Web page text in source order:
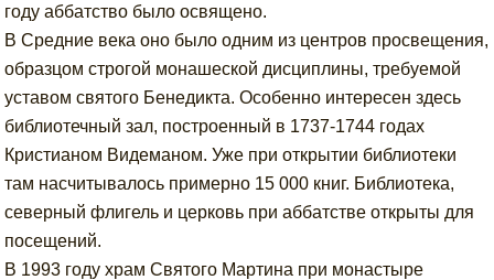
году аббатство было освящено.
В Средние века оно было одним из центров просвещения,
образцом строгой монашеской дисциплины, требуемой
уставом святого Бенедикта. Особенно интересен здесь
библиотечный зал, построенный в 1737-1744 годах
Кристианом Видеманом. Уже при открытии библиотеки
там насчитывалось примерно 15 000 книг. Библиотека,
северный флигель и церковь при аббатстве открыты для
посещений.
В 1993 году храм Святого Мартина при монастыре